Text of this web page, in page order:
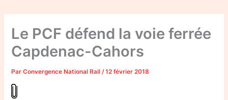
Le PCF défend la voie ferrée
Capdenac-Cahors
ParConvergence National Rail/12 février 2018